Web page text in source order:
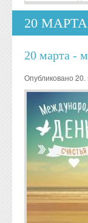
20
20 марта -
Опубликовано